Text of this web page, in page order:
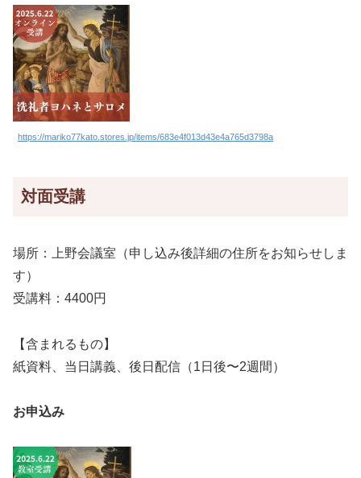
https://mariko77kato.stores.jp/items/683e4f013d43e4a765d3798a
対面受講
場所：上野会議室（申し込み後詳細の住所をお知らせしま
す）
受講料：4400円
【含まれるもの】
紙資料、当日講義、後日配信（1日後〜2週間）
お申込み